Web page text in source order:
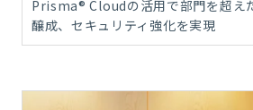
Prisma® Cloudの活用で部門を超え
醸成、セキュリティ強化を実現